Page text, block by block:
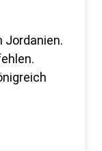
Jordanien.